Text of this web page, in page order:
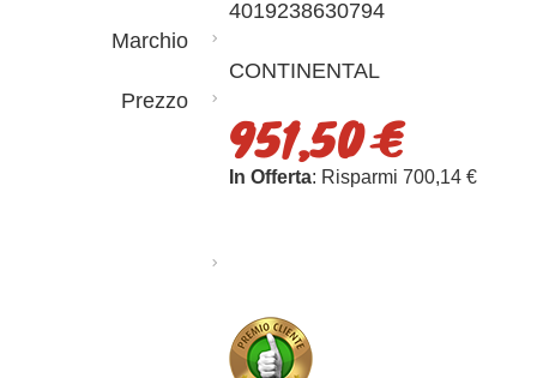
4019238630794
Marchio
CONTINENTAL
Prezzo
951,50 €
In Offerta: Risparmi 700,14 €